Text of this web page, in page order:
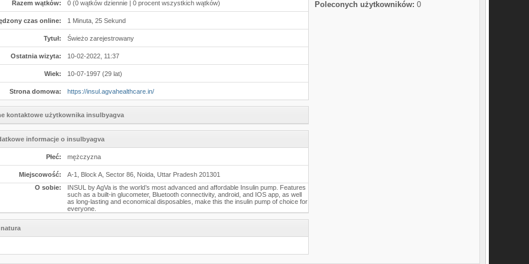
Razem wątków: 0 (0 wątków dziennie | 0 procent wszystkich wątków)
czas online: 1 Minuta, 25 Sekund
Tytuł: Świeżo zarejestrowany
Ostatnia wizyta: 10-02-2022, 11:37
Wiek: 10-07-1997 (29 lat)
Strona domowa: https://insul.agvahealthcare.in/
kontaktowe użytkownika insulbyagva
informacje o insulbyagva
Płeć: mężczyzna
Miejscowość:
A-1, Block A, Sector 86, Noida, Uttar Pradesh 201301
O sobie:
INSUL by AgVa is the world’s most advanced and affordable Insulin pump. Features
such as a built-in glucometer, Bluetooth connectivity, android, and IOS app, as well
as long-lasting and economical disposables, make this the insulin pump of choice for
everyone.
Poleconych użytkowników: 0